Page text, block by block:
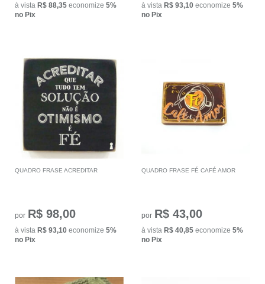
à vista R$ 88,35 economize 5%
no Pix
à vista R$ 93,10 economize 5%
no Pix
QUADRO FRASE ACREDITAR
por R$ 98,00
à vista R$ 93,10 economize 5%
no Pix
QUADRO FRASE FÉ CAFÉ AMOR
por R$ 43,00
à vista R$ 40,85 economize 5%
no Pix